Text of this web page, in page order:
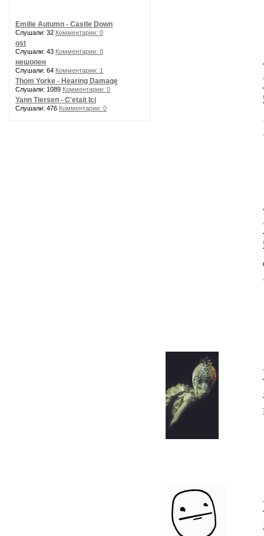
Emilie Autumn - Castle Down
Слушали: 32 Комментарии: 0
ost
Слушали: 43 Комментарии: 0
нешопен
Слушали: 64 Комментарии: 1
Thom Yorke - Hearing Damage
Слушали: 1089 Комментарии: 0
Yann Tiersen - C'etait Ici
Слушали: 476 Комментарии: 0